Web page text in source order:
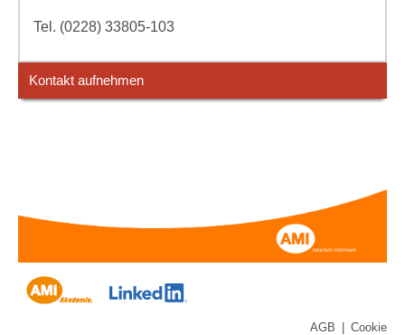
Tel. (0228) 33805-103
Kontakt aufnehmen
AGB | Cookie